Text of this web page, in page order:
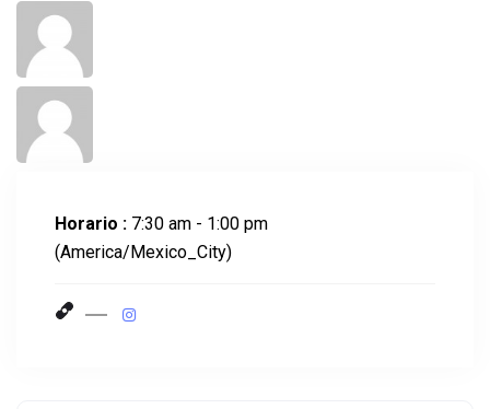
Horario : 7:30 am - 1:00 pm
(America/Mexico_City)